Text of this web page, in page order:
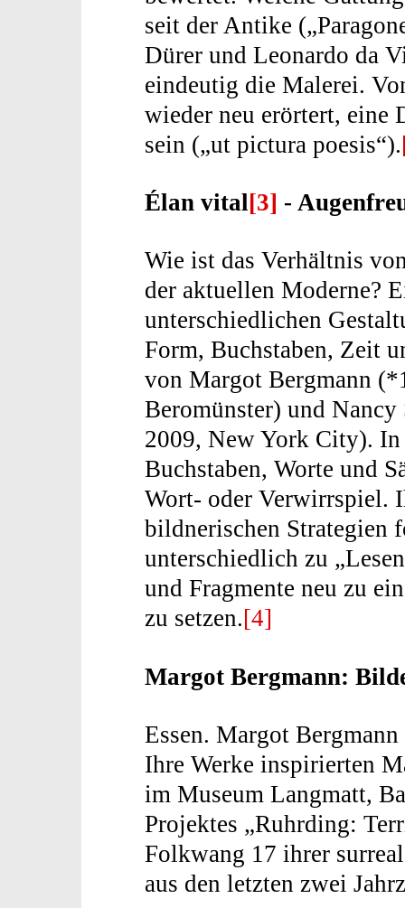
seit der Antike
Dürer und Leonardo da
eindeutig die Malerei.
wieder neu erörtert, eine
sein („ut pictura poesis“).
Élan vital[3] -
Wie ist das Verhältnis
der aktuellen Moderne?
unterschiedlichen
Form, Buchstaben, Zeit
von Margot Bergmann
Beromünster) und
2009, New York City).
Buchstaben, Worte und
Wort- oder Verwirrspiel.
bildnerischen Strategien
unterschiedlich zu
und Fragmente neu zu
zu setzen.[4]
Margot Bergmann:
Essen. Margot
Ihre Werke inspirierten
im Museum Langmatt,
Projektes „Ruhrding:
Folkwang 17 ihrer
aus den letzten zwei